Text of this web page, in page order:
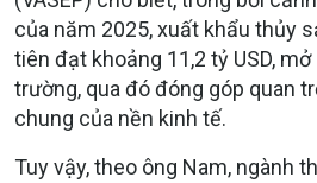
của năm 2025, xuất khẩu thủy
tiên đạt khoảng 11,2 tỷ USD,
trường, qua đó đóng góp quan
chung của nền kinh tế.
Tuy vậy, theo ông Nam, ngành